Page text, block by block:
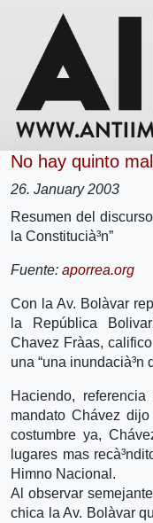
No hay quinto
26. January 2003
Resumen del
la Constitucià³n”
Fuente: aporrea.org
Con la Av. Bolà­var
la República
Chavez Frà­as,
una “una inundacià³n
Haciendo,
mandato Chávez
costumbre ya,
lugares mas
Himno Nacional.
Al observar
chica la Av. Bolà­var